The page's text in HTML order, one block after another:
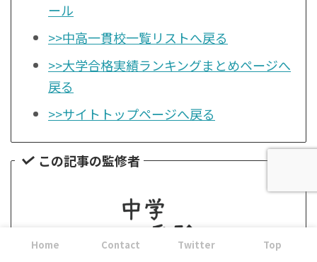
ール
>>中高一貫校一覧リストへ戻る
>>大学合格実績ランキングまとめページへ
戻る
>>サイトトップページへ戻る
この記事の監修者
Home Contact Twitter Top